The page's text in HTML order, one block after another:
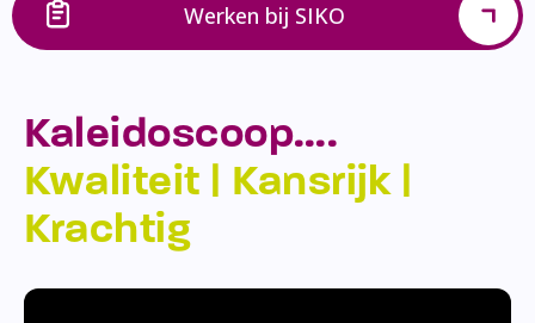
Werken bij SIKO
Kaleidoscoop….
Kwaliteit | Kansrijk |
Krachtig